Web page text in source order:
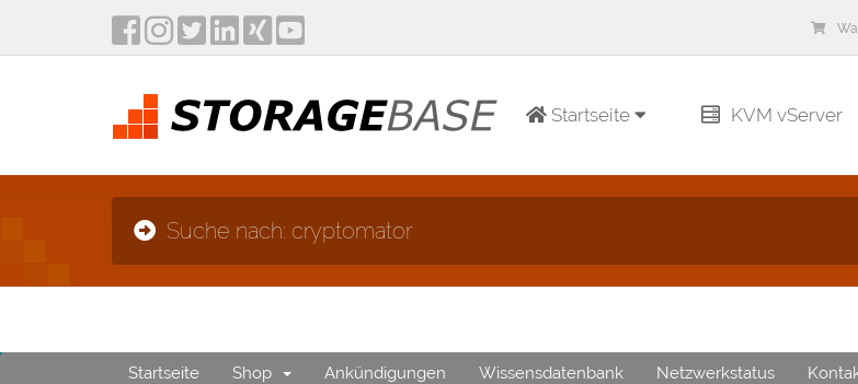
Startseite KVM vServer
Suche nach: cryptomator
Startseite Shop Ankündigungen Wissensdatenbank Netzwerkstatus